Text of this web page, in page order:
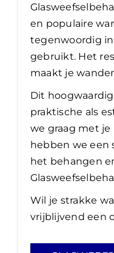
en populaire
tegenwoordig
gebruikt. Het
maakt je
Dit
praktische als
we graag met je
hebben we een
het behangen
Wil je strakke
vrijblijvend een